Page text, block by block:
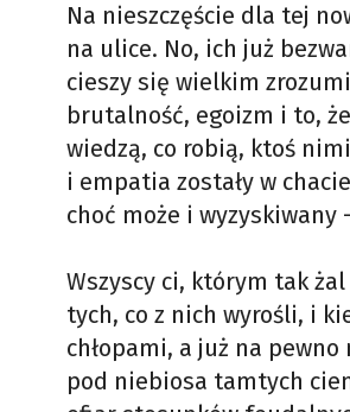
Na nieszczęście dla tej
na ulice. No, ich już
cieszy się wielkim
brutalność, egoizm i to,
wiedzą, co robią, ktoś
i empatia zostały w
choć może i wyzyskiwany
Wszyscy ci, którym tak
tych, co z nich wyrośli, i
chłopami, a już na
pod niebiosa tamtych